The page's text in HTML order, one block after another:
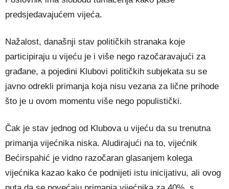
predsjedavajućem vijeća.
Nažalost, današnji stav političkih stranaka koje
participiraju u vijeću je i više nego razočaravajući za
građane, a pojedini Klubovi političkih subjekata su se
javno odrekli primanja koja nisu vezana za lične prihode
što je u ovom momentu više nego populistički.
Čak je stav jednog od Klubova u vijeću da su trenutna
primanja vijećnika niska. Aludirajući na to, vijećnik
Bećirspahić je vidno razočaran glasanjem kolega
vijećnika kazao kako će podnijeti istu inicijativu, ali ovog